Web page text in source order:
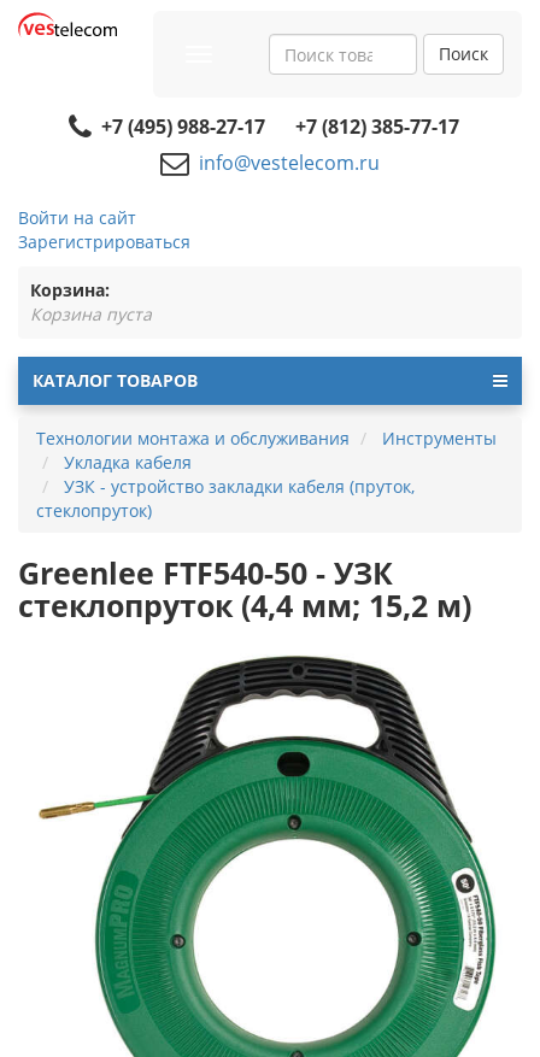
navigation
Поиск
+7 (495) 988-27-17
+7 (812) 385-77-17
info@vestelecom.ru
Войти на сайт
Зарегистрироваться
Корзина:
Корзина пуста
КАТАЛОГ ТОВАРОВ
Технологии монтажа и обслуживания
Инструменты
Укладка кабеля
УЗК - устройство закладки кабеля (пруток,
стеклопруток)
Greenlee FTF540-50 - УЗК
стеклопруток (4,4 мм; 15,2 м)